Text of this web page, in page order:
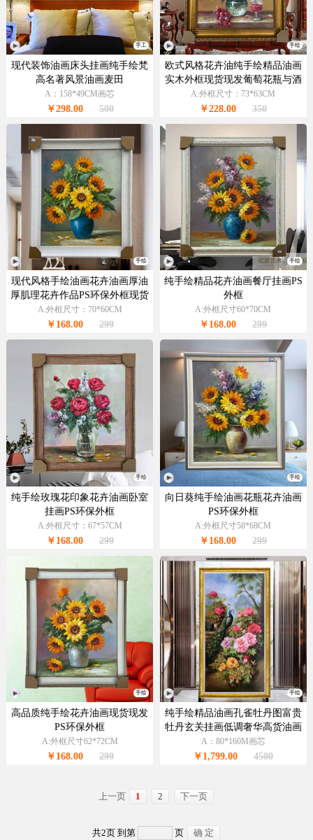
手工
现代装饰油画床头挂画纯手绘梵
高名著风景油画麦田
A：158*49CM画芯
￥298.00 500
手绘
欧式风格花卉油纯手绘精品油画
实木外框现货现发葡萄花瓶与酒
杯
A:外框尺寸：73*63CM
￥228.00 350
手绘
现代风格手绘油画花卉油画厚油
厚肌理花卉作品PS环保外框现货
现发
A:外框尺寸：70*60CM
￥168.00 299
手绘
纯手绘精品花卉油画餐厅挂画PS
外框
A:外框尺寸60*70CM
￥168.00 299
手绘
纯手绘玫瑰花印象花卉油画卧室
挂画PS环保外框
A:外框尺寸：67*57CM
￥168.00 299
手绘
向日葵纯手绘油画花瓶花卉油画
PS环保外框
A:外框尺寸58*68CM
￥168.00 299
手绘
高品质纯手绘花卉油画现货现发
PS环保外框
A:外框尺寸62*72CM
￥168.00 299
手绘
纯手绘精品油画孔雀牡丹图富贵
牡丹玄关挂画低调奢华高货油画
A：80*160M画芯
￥1,799.00 4500
上一页 1 2 下一页
共2页 到第 页 确 定